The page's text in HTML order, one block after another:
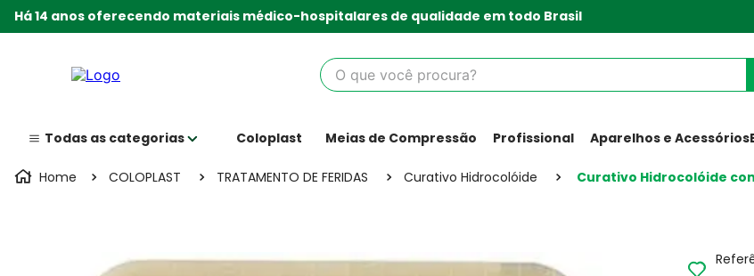
Há 14 anos oferecendo materiais médico-hospitalares de qualidade em todo Brasil
O que você procura?
Coloplast Meias de Compressão Profissional Aparelhos e Acessórios
COLOPLAST TRATAMENTO DE FERIDAS Curativo Hidrocolóide Curativo Hidrocolóide